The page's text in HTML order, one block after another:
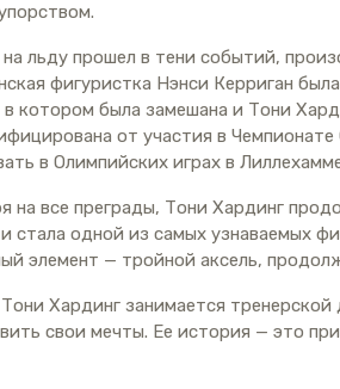
на льду прошел в тени событий,
фигуристка Нэнси Керриган
в котором была замешана и Тони
от участия в
в Олимпийских играх в
на все преграды, Тони Хардинг
стала одной из самых узнаваемых
элемент — тройной аксель,
Хардинг занимается
свои мечты. Ее история — это